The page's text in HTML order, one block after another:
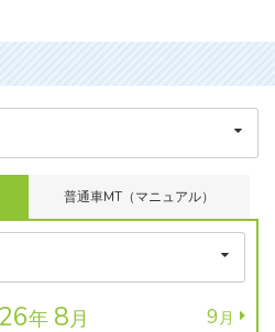
普通車MT（マニュアル）
年 8月 9月